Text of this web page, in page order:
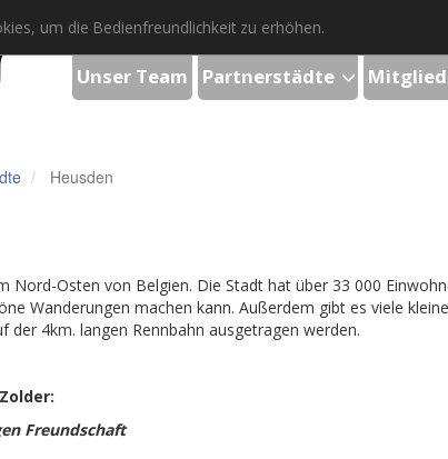
um die Bedienfreundlichkeit zu erhöhen.
Unser Team Partnerstädte
Heusden
Nord-Osten von Belgien. Die Stadt hat über 33 000
Wanderungen machen kann. Außerdem gibt es viele
der 4km. langen Rennbahn ausgetragen werden.
Freundschaft